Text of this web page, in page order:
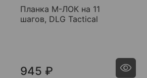
Планка М-ЛОК на 11
шагов, DLG Tactical
945 ₽